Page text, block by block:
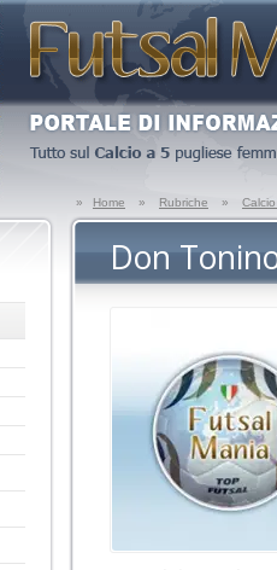
» Home » Rubriche »
Don